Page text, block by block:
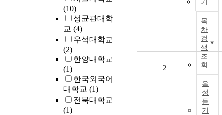
(10)
성균관대학
교 (4)
우석대학교
(2)
한양대학교
(1)
한국외국어
대학교 (1)
전북대학교
(1)
기
목
차
검
색
조
회
음
성
듣
기
2